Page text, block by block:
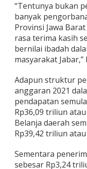
“Tentunya bukan
banyak
Provinsi Jawa
rasa terima kasih
bernilai ibadah
masyarakat
Adapun struktur
anggaran 2021
pendapatan
Rp36,09 triliun
Belanja daerah
Rp39,42 triliun
Sementara
sebesar Rp3,24